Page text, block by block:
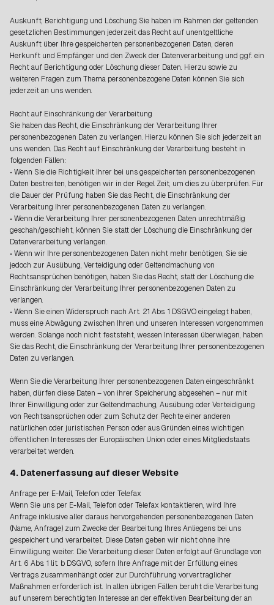
Auskunft, Berichtigung und Löschung Sie haben im Rahmen der geltenden
gesetzlichen Bestimmungen jederzeit das Recht auf unentgeltliche
Auskunft über Ihre gespeicherten personenbezogenen Daten, deren
Herkunft und Empfänger und den Zweck der Datenverarbeitung und ggf. ein
Recht auf Berichtigung oder Löschung dieser Daten. Hierzu sowie zu
weiteren Fragen zum Thema personenbezogene Daten können Sie sich
jederzeit an uns wenden.
Recht auf Einschränkung der Verarbeitung
Sie haben das Recht, die Einschränkung der Verarbeitung Ihrer
personenbezogenen Daten zu verlangen. Hierzu können Sie sich jederzeit an
uns wenden. Das Recht auf Einschränkung der Verarbeitung besteht in
folgenden Fällen:
• Wenn Sie die Richtigkeit Ihrer bei uns gespeicherten personenbezogenen
Daten bestreiten, benötigen wir in der Regel Zeit, um dies zu überprüfen. Für
die Dauer der Prüfung haben Sie das Recht, die Einschränkung der
Verarbeitung Ihrer personenbezogenen Daten zu verlangen.
• Wenn die Verarbeitung Ihrer personenbezogenen Daten unrechtmäßig
geschah/geschieht, können Sie statt der Löschung die Einschränkung der
Datenverarbeitung verlangen.
• Wenn wir Ihre personenbezogenen Daten nicht mehr benötigen, Sie sie
jedoch zur Ausübung, Verteidigung oder Geltendmachung von
Rechtsansprüchen benötigen, haben Sie das Recht, statt der Löschung die
Einschränkung der Verarbeitung Ihrer personenbezogenen Daten zu
verlangen.
• Wenn Sie einen Widerspruch nach Art. 21 Abs. 1 DSGVO eingelegt haben,
muss eine Abwägung zwischen Ihren und unseren Interessen vorgenommen
werden. Solange noch nicht feststeht, wessen Interessen überwiegen, haben
Sie das Recht, die Einschränkung der Verarbeitung Ihrer personenbezogenen
Daten zu verlangen.
Wenn Sie die Verarbeitung Ihrer personenbezogenen Daten eingeschränkt
haben, dürfen diese Daten – von ihrer Speicherung abgesehen – nur mit
Ihrer Einwilligung oder zur Geltendmachung, Ausübung oder Verteidigung
von Rechtsansprüchen oder zum Schutz der Rechte einer anderen
natürlichen oder juristischen Person oder aus Gründen eines wichtigen
öffentlichen Interesses der Europäischen Union oder eines Mitgliedstaats
verarbeitet werden.
4. Datenerfassung auf dieser Website
Anfrage per E-Mail, Telefon oder Telefax
Wenn Sie uns per E-Mail, Telefon oder Telefax kontaktieren, wird Ihre
Anfrage inklusive aller daraus hervorgehenden personenbezogenen Daten
(Name, Anfrage) zum Zwecke der Bearbeitung Ihres Anliegens bei uns
gespeichert und verarbeitet. Diese Daten geben wir nicht ohne Ihre
Einwilligung weiter. Die Verarbeitung dieser Daten erfolgt auf Grundlage von
Art. 6 Abs. 1 lit. b DSGVO, sofern Ihre Anfrage mit der Erfüllung eines
Vertrags zusammenhängt oder zur Durchführung vorvertraglicher
Maßnahmen erforderlich ist. In allen übrigen Fällen beruht die Verarbeitung
auf unserem berechtigten Interesse an der effektiven Bearbeitung der an